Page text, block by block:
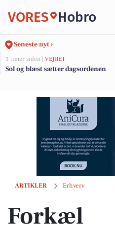
VORES Hobro
Seneste nyt ›
3 timer siden | VEJRET
Sol og blæst sætter dagsordenen
ARTIKLER Erhverv
Forkæl medarbejderne med
Forkæl